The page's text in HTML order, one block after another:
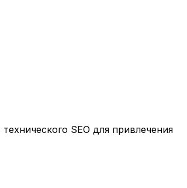
SEO для привлечения